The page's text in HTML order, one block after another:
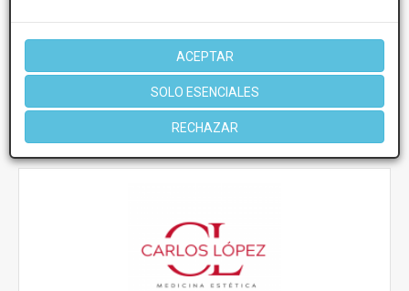
ACEPTAR
SOLO ESENCIALES
RECHAZAR
Miércoles
10:00 - 20:00
10:00 - 20:00